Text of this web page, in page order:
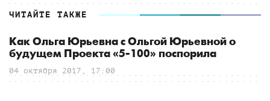
ЧИТАЙТЕ ТАКЖЕ
Как Ольга Юрьевна с Ольгой Юрьевной о
будущем Проекта «5-100» поспорила
04 октября 2017, 17:00